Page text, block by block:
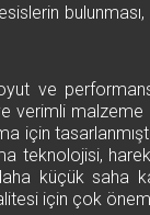
ve
verimli
için
teknolojisi,
küçük saha
için çok